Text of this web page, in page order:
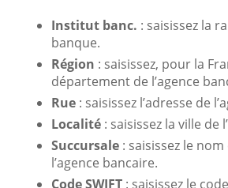
Institut banc. : saisissez la
banque.
Région : saisissez, pour la
département de l’agence
Rue : saisissez l’adresse de
Localité : saisissez la ville de
Succursale : saisissez le
l’agence bancaire.
Code SWIFT : saisissez le